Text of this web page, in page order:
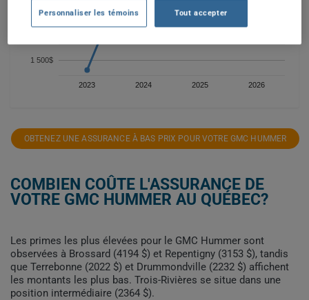
2023 2024 2025 2026
1 500$
2 000$
OBTENEZ UNE ASSURANCE À BAS PRIX POUR VOTRE GMC HUMMER
COMBIEN COÛTE L'ASSURANCE DE
VOTRE GMC HUMMER AU QUÉBEC?
Les primes les plus élevées pour le GMC Hummer sont
observées à Brossard (4194 $) et Repentigny (3153 $), tandis
que Terrebonne (2022 $) et Drummondville (2232 $) affichent
les montants les plus bas. Trois-Rivières se situe dans une
position intermédiaire (2364 $).
Personnaliser les témoins Tout accepter